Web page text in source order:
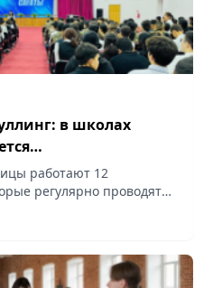
в школах
работа с учащимися
работают 12
регулярно проводят
сообщает Vecher.kz.